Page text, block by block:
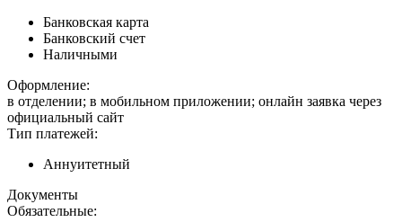
Банковская карта
Банковский счет
Наличными
Оформление:
в отделении; в мобильном приложении; онлайн заявка через
официальный сайт
Тип платежей:
Аннуитетный
Документы
Обязательные: